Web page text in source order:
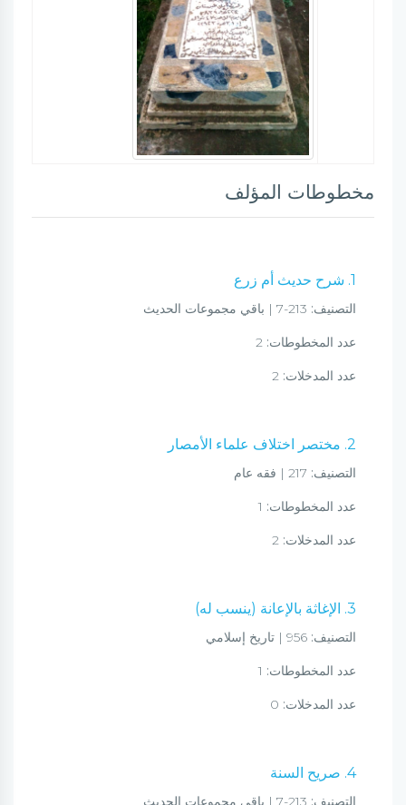
مخطوطات المؤلف
1. شرح حديث أم زرع
التصنيف:
عدد المخطوطات:
عدد المدخلات:
2. مختصر اختلاف علماء الأمصار
التصنيف:
عدد المخطوطات:
عدد المدخلات:
3. الإغاثة بالإعانة (ينسب له)
التصنيف:
عدد المخطوطات:
عدد المدخلات:
4. صريح السنة
التصنيف: